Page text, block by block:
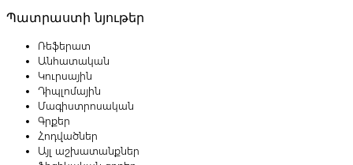
Պատրաստի նյութեր
Ռեֆերատ
Անհատական
Կուրսային
Դիպլոմային
Մագիստրոսական
Գրքեր
Հոդվածներ
Այլ աշխատանքներ